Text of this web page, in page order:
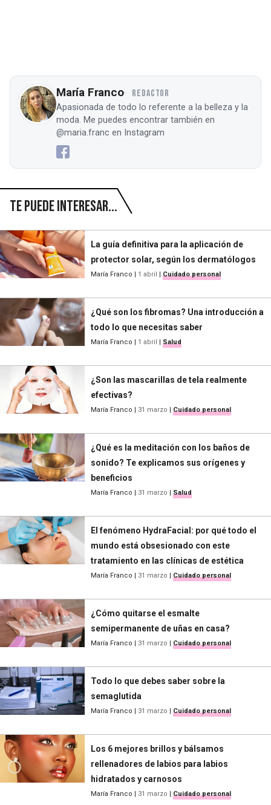
María Franco REDACTOR
Apasionada de todo lo referente a la belleza y la
moda. Me puedes encontrar también en
@maria.franc en Instagram
Te puede interesar...
La guía definitiva para la aplicación de
protector solar, según los dermatólogos
María Franco | 1 abril | Cuidado personal
¿Qué son los fibromas? Una introducción a
todo lo que necesitas saber
María Franco | 1 abril | Salud
¿Son las mascarillas de tela realmente
efectivas?
María Franco | 31 marzo | Cuidado personal
¿Qué es la meditación con los baños de
sonido? Te explicamos sus orígenes y
beneficios
María Franco | 31 marzo | Salud
El fenómeno HydraFacial: por qué todo el
mundo está obsesionado con este
tratamiento en las clínicas de estética
María Franco | 31 marzo | Cuidado personal
¿Cómo quitarse el esmalte
semipermanente de uñas en casa?
María Franco | 31 marzo | Cuidado personal
Todo lo que debes saber sobre la
semaglutida
María Franco | 31 marzo | Cuidado personal
Los 6 mejores brillos y bálsamos
rellenadores de labios para labios
hidratados y carnosos
María Franco | 31 marzo | Cuidado personal